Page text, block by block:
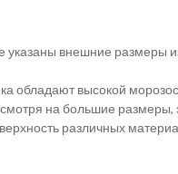
указаны внешние размеры
обладают высокой
на большие
различных